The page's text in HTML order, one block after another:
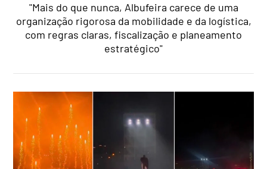
"Mais do que nunca, Albufeira carece de uma
organização rigorosa da mobilidade e da logística,
com regras claras, fiscalização e planeamento
estratégico"